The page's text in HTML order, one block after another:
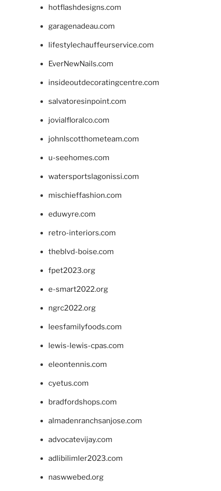
hotflashdesigns.com
garagenadeau.com
lifestylechauffeurservice.com
EverNewNails.com
insideoutdecoratingcentre.com
salvatoresinpoint.com
jovialfloralco.com
johnlscotthometeam.com
u-seehomes.com
watersportslagonissi.com
mischieffashion.com
eduwyre.com
retro-interiors.com
theblvd-boise.com
fpet2023.org
e-smart2022.org
ngrc2022.org
leesfamilyfoods.com
lewis-lewis-cpas.com
eleontennis.com
cyetus.com
bradfordshops.com
almadenranchsanjose.com
advocatevijay.com
adlibilimler2023.com
naswwebed.org